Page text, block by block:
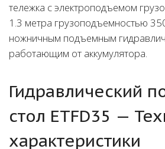
тележка с электроподъемом
1.3 метра грузоподъемностью
ножничным подъемным
работающим от аккумулятора.
Гидравлический
стол ETFD35 —
характеристики